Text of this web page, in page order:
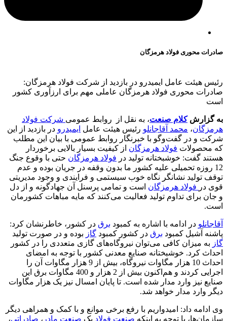
صادرات محوری فولاد هرمزگان
رئیس هیئت عامل ایمیدرو در بازدید از شرکت فولاد هرمزگان:
صادرات محوری فولاد هرمزگان عاملی مهم برای ارزآوری کشور
است
به گزارش کلام صنعت، به نقل از روابط عمومی شرکت فولاد
هرمزگان، محمد آقاجانلو رئیس هیئت عامل ایمیدرو در بازدید از این
شرکت و در گفت‌وگو با خبرنگار روابط عمومی با بیان این مطلب
که محصولات فولاد هرمزگان از کیفیت بسیار بالایی برخوردار
هستند گفت: خوشبختانه تولید در فولاد هرمزگان حتی با وقوع جنگ
12 روزه تحمیلی علیه کشور ما بدون وقفه در جریان بوده و عدم
توقف تولید نشانگر نگاه خوب سیستمی و فرایندی و وجود مدیریتی
قوی در فولاد هرمزگان است و تمامی پرسنل آن جهادگونه و از دل
و جان برای تداوم تولید فعالیت می‌کنند که مایه مباهات کشورمان
است.
آقاجانلو در ادامه با اشاره به کمبود برق در کشور، خاطرنشان کرد:
پاشنه آشیل کمبود برق در کشور کمبود گاز بوده و در صورت تولید
گاز به میزان کافی می‌توان نیروگاه‌های گازی متعددی را در کشور
احداث کرد. خوشبختانه صنایع معدنی کشور با توجه به امضای
احداث 10 هزار مگاوات نیروگاه، بیش از 9 هزار مگاوات آن را
اجرایی کردند و هم‌اکنون بیش از 2 هزار و 400 مگاوات برق این
صنایع نیز وارد مدار شده است. تا پایان امسال نیز یک هزار مگاوات
دیگر وارد مدار خواهد شد.
وی ادامه داد: امیدواریم با رفع برخی موانع و با کمک و همراهی دیگر
سازمان‌ها، با توجه به اینکه صنعت فولاد یک صنعت مادر ، صادراتی،